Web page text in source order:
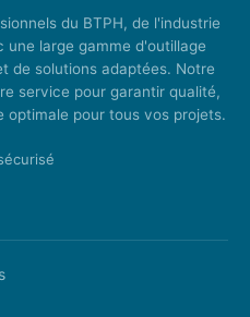
du BTPH, de l'industrie
large gamme d'outillage
de solutions adaptées. Notre
service pour garantir qualité,
optimale pour tous vos projets.